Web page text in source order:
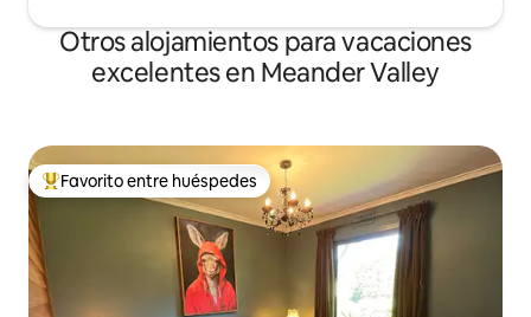
Otros alojamientos para vacaciones
excelentes en Meander Valley
Favorito entre huéspedes preferido
Favorito entre huéspedes